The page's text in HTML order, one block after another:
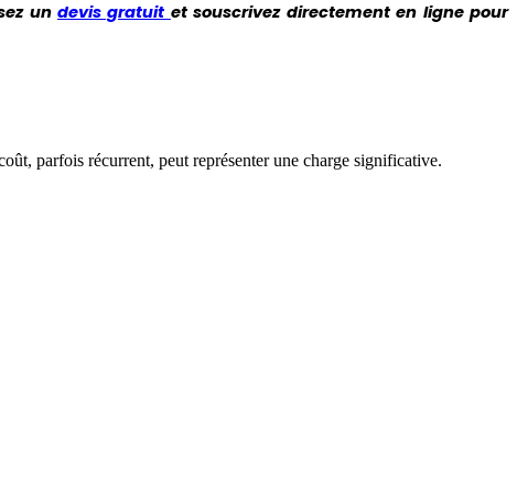
un devis gratuit et souscrivez directement en ligne pour
parfois récurrent, peut représenter une charge significative.